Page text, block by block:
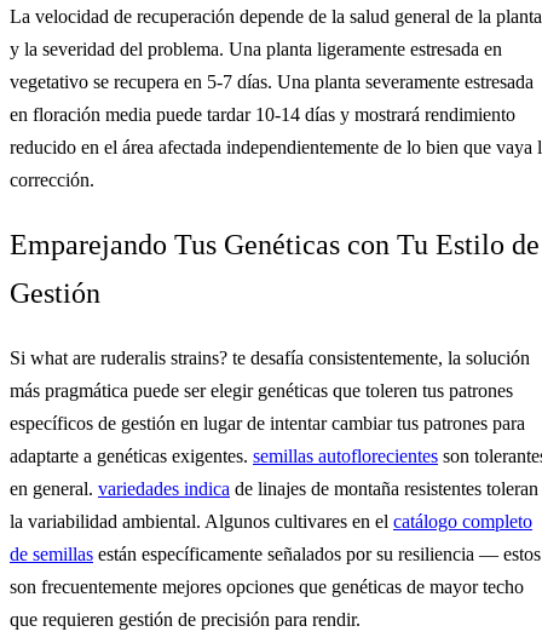
La velocidad de recuperación depende de la salud general de la planta
y la severidad del problema. Una planta ligeramente estresada en
vegetativo se recupera en 5-7 días. Una planta severamente estresada
en floración media puede tardar 10-14 días y mostrará rendimiento
reducido en el área afectada independientemente de lo bien que vaya
corrección.
Emparejando Tus Genéticas con Tu Estilo de
Gestión
Si what are ruderalis strains? te desafía consistentemente, la solución
más pragmática puede ser elegir genéticas que toleren tus patrones
específicos de gestión en lugar de intentar cambiar tus patrones para
adaptarte a genéticas exigentes. semillas autoflorecientes son
en general. variedades indica de linajes de montaña resistentes toleran
la variabilidad ambiental. Algunos cultivares en el catálogo completo
de semillas están específicamente señalados por su resiliencia — estos
son frecuentemente mejores opciones que genéticas de mayor techo
que requieren gestión de precisión para rendir.